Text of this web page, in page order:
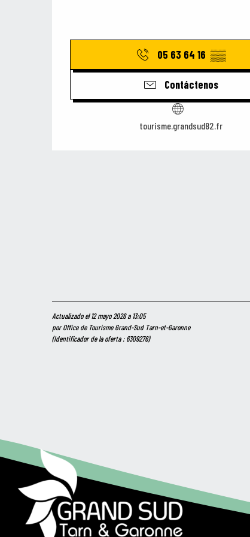
05 63 64 16 ▒▒
Contáctenos
tourisme.grandsud82.fr
Actualizado el 12 mayo 2026 a 13:05
por Office de Tourisme Grand-Sud Tarn-et-Garonne
(Identificador de la oferta :6309276)